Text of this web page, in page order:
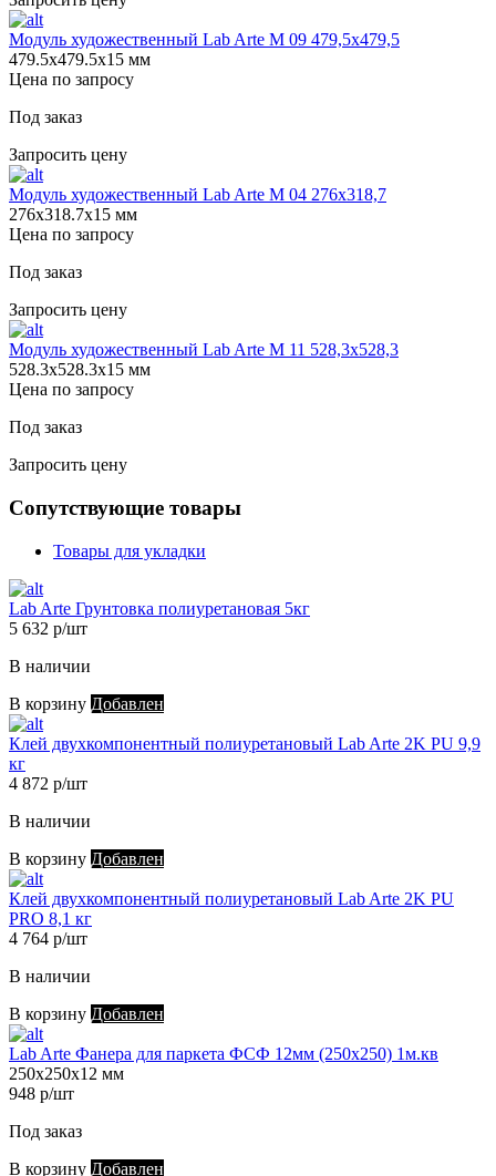
Модуль художественный Lab Arte М 09 479,5х479,5
479.5х479.5х15 мм
Цена по запросу
Под заказ
Запросить цену
Модуль художественный Lab Arte М 04 276х318,7
276х318.7х15 мм
Цена по запросу
Под заказ
Запросить цену
Модуль художественный Lab Arte М 11 528,3х528,3
528.3х528.3х15 мм
Цена по запросу
Под заказ
Запросить цену
Сопутствующие товары
Товары для укладки
Lab Arte Грунтовка полиуретановая 5кг
5 632 р/шт
В наличии
В корзину Добавлен
Клей двухкомпонентный полиуретановый Lab Arte 2K PU 9,9
кг
4 872 р/шт
В наличии
В корзину Добавлен
Клей двухкомпонентный полиуретановый Lab Arte 2K PU
PRO 8,1 кг
4 764 р/шт
В наличии
В корзину Добавлен
Lab Arte Фанера для паркета ФСФ 12мм (250х250) 1м.кв
250х250х12 мм
948 р/шт
Под заказ
В корзину Добавлен